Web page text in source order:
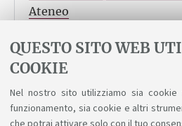
QUESTO SITO WEB
COOKIE
Nel nostro sito utilizziamo sia
funzionamento, sia cookie e altri
Ateneo
scienza e nell'arte? Candidati e
civile di volontariato per il
Scadenza: 8 aprile.
Pubblicato il 05 marzo 2026